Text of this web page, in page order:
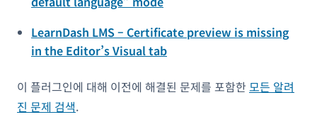
LearnDash LMS – Certificate preview is missing
in the Editor’s Visual tab
이 플러그인에 대해 이전에 해결된 문제를 포함한 모든 알려
진 문제 검색.